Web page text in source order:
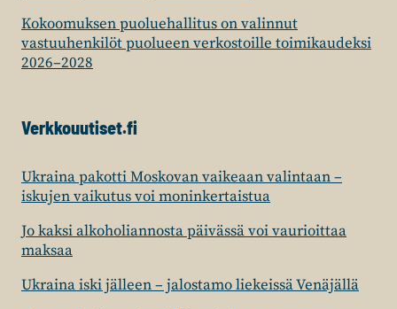
Kokoomuksen puoluehallitus on valinnut
vastuuhenkilöt puolueen verkostoille toimikaudeksi
2026–2028
Verkkouutiset.fi
Ukraina pakotti Moskovan vaikeaan valintaan –
iskujen vaikutus voi moninkertaistua
Jo kaksi alkoholiannosta päivässä voi vaurioittaa
maksaa
Ukraina iski jälleen – jalostamo liekeissä Venäjällä